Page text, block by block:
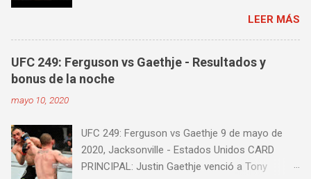
castellano. Te sugiero que estés pendiente ya
que día a día iremos actualizando está pagina
con un nuevo episodio del UFC 249 Embedded:
Vlog Series. Episodio 1 Episodio 2
LEER MÁS
UFC 249: Ferguson vs Gaethje - Resultados y
bonus de la noche
mayo 10, 2020
UFC 249: Ferguson vs Gaethje 9 de mayo de
2020, Jacksonville - Estados Unidos CARD
PRINCIPAL: Justin Gaethje venció a Tony